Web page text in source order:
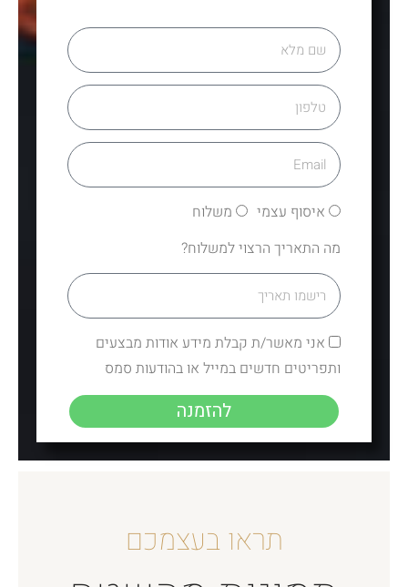
איסוף עצמי
משלוח
מה התאריך הרצוי למשלוח?
אני מאשר/ת קבלת מידע אודות מבצעים
ותפריטים חדשים במייל או בהודעות סמס
להזמנה
תראו בעצמכם